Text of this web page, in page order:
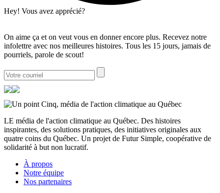
Hey! Vous avez apprécié?
On aime ça et on veut vous en donner encore plus. Recevez notre
infolettre avec nos meilleures histoires. Tous les 15 jours, jamais de
pourriels, parole de scout!
LE média de l'action climatique au Québec. Des histoires
inspirantes, des solutions pratiques, des initiatives originales aux
quatre coins du Québec. Un projet de Futur Simple, coopérative de
solidarité à but non lucratif.
À propos
Notre équipe
Nos partenaires